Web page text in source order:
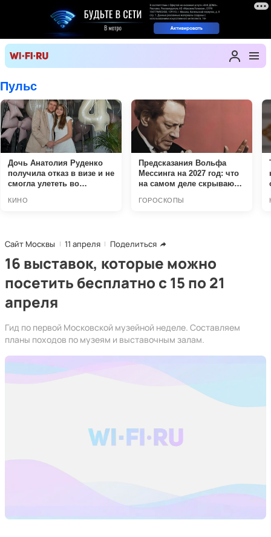
Сайт Москвы 11 апреля Поделиться
16 выставок, которые можно
посетить бесплатно с 15 по 21
апреля
Гид по первой Московской музейной неделе. Составляем
планы походов по музеям и выставочным залам.